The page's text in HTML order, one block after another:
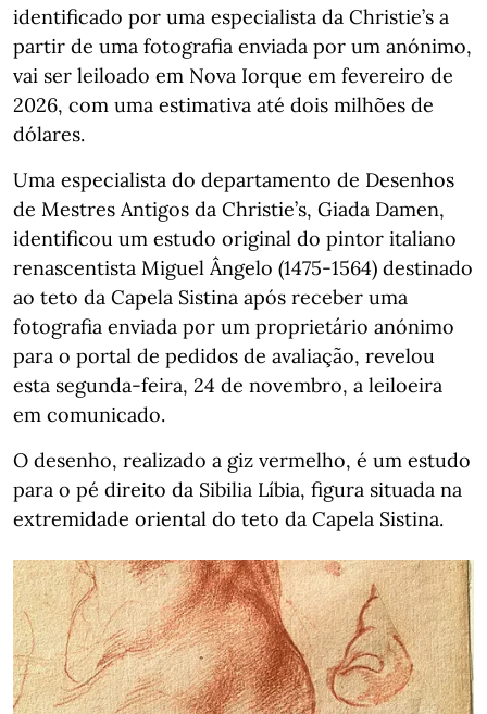
identificado por uma especialista da Christie’s a
partir de uma fotografia enviada por um anónimo,
vai ser leiloado em Nova Iorque em fevereiro de
2026, com uma estimativa até dois milhões de
dólares.
Uma especialista do departamento de Desenhos
de Mestres Antigos da Christie’s, Giada Damen,
identificou um estudo original do pintor italiano
renascentista Miguel Ângelo (1475-1564) destinado
ao teto da Capela Sistina após receber uma
fotografia enviada por um proprietário anónimo
para o portal de pedidos de avaliação, revelou
esta segunda-feira, 24 de novembro, a leiloeira
em comunicado.
O desenho, realizado a giz vermelho, é um estudo
para o pé direito da Sibilia Líbia, figura situada na
extremidade oriental do teto da Capela Sistina.